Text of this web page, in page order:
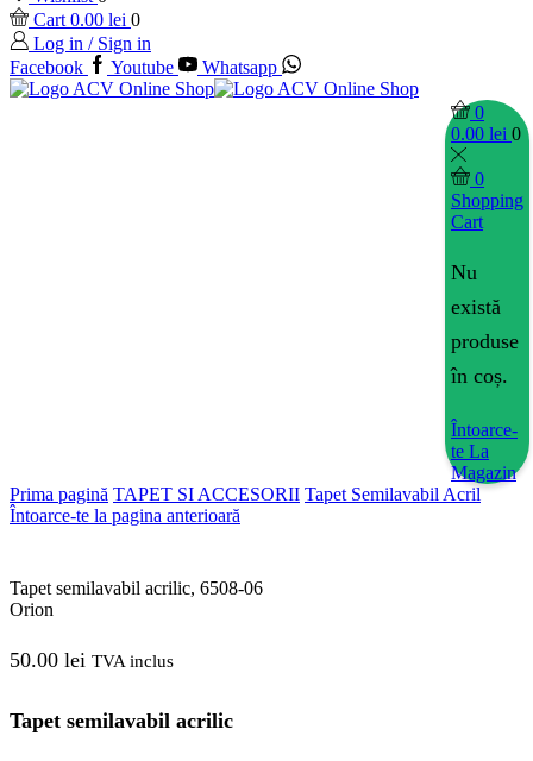
Cart 0.00 lei 0
Log in / Sign in
Facebook
Youtube Whatsapp
0
0.00 lei 0
0
Shopping
Cart
Nu
există
produse
în coș.
Întoarce-
te La
Magazin
Prima pagină TAPET SI ACCESORII Tapet Semilavabil Acril
Întoarce-te la pagina anterioară
Tapet semilavabil acrilic, 6508-06
Orion
50.00 lei TVA inclus
Tapet semilavabil acrilic